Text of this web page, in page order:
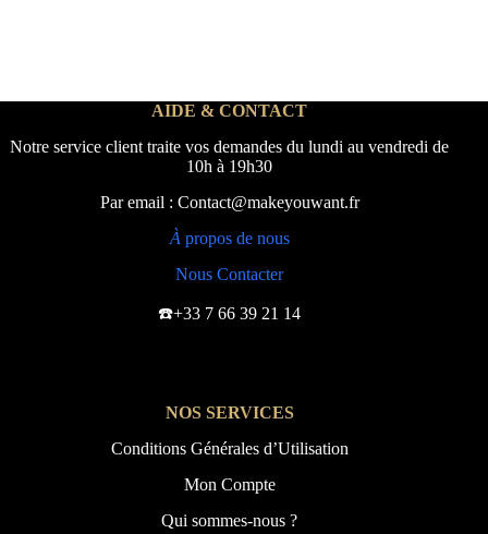
AIDE & CONTACT
Notre service client traite vos demandes du lundi au vendredi de
10h à 19h30
Par email : Contact@makeyouwant.fr
À propos de nous
Nous Contacter
☎️+33 7 66 39 21 14
NOS SERVICES
Conditions Générales d’Utilisation
Mon Compte
Qui sommes-nous ?